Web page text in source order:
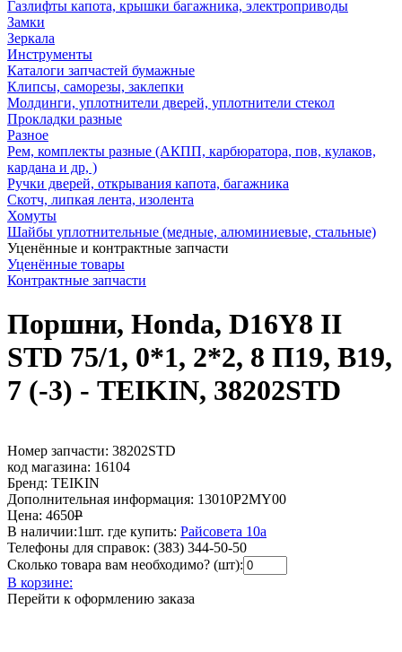
Газлифты капота, крышки багажника, электроприводы
Замки
Зеркала
Инструменты
Каталоги запчастей бумажные
Клипсы, саморезы, заклепки
Молдинги, уплотнители дверей, уплотнители стекол
Прокладки разные
Разное
Рем, комплекты разные (АКПП, карбюратора, пов, кулаков,
кардана и др, )
Ручки дверей, открывания капота, багажника
Скотч, липкая лента, изолента
Хомуты
Шайбы уплотнительные (медные, алюминиевые, стальные)
Уценённые и контрактные запчасти
Уценённые товары
Контрактные запчасти
Поршни, Honda, D16Y8 II
STD 75/1, 0*1, 2*2, 8 П19, В19,
7 (-3) - TEIKIN, 38202STD
Номер запчасти: 38202STD
код магазина: 16104
Бренд: TEIKIN
Дополнительная информация: 13010P2MY00
Цена: 4650Р
В наличии:1шт. где купить: Райсовета 10а
Телефоны для справок: (383) 344-50-50
Сколько товара вам необходимо? (шт):
В корзине:
Перейти к оформлению заказа